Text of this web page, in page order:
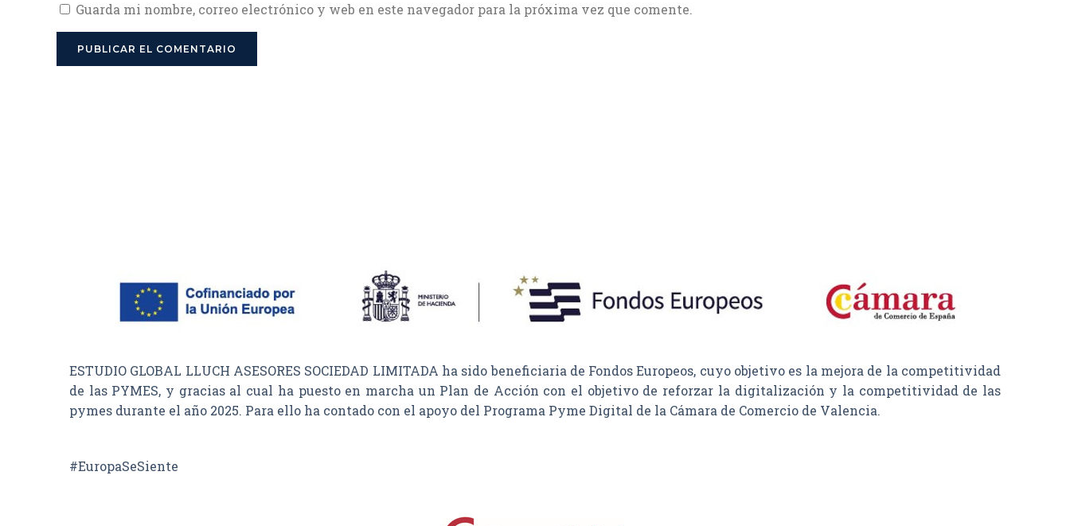
Guarda mi nombre, correo electrónico y web en este navegador para la próxima vez que comente.
ESTUDIO GLOBAL LLUCH ASESORES SOCIEDAD LIMITADA ha sido beneficiaria de Fondos Europeos, cuyo objetivo es la mejora de la competitividad
de las PYMES, y gracias al cual ha puesto en marcha un Plan de Acción con el objetivo de reforzar la digitalización y la competitividad de las
pymes durante el año 2025. Para ello ha contado con el apoyo del Programa Pyme Digital de la Cámara de Comercio de Valencia.
#EuropaSeSiente